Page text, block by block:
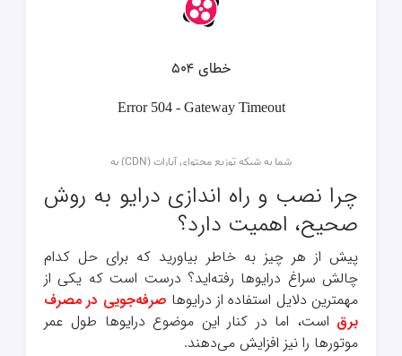
چرا نصب و راه اندازی درایو به روش
صحیح، اهمیت دارد؟
پیش از هر چیز به خاطر بیاورید که برای حل کدام
چالش سراغ درایوها رفته‌اید؟ درست است که یکی از
مهمترین دلایل استفاده از درایوها صرفه‌جویی در مصرف
برق است، اما در کنار این موضوع درایوها طول عمر
موتورها را نیز افزایش می‌دهند.